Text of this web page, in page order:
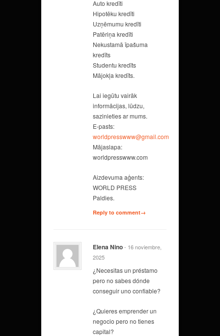
Auto kredīti
Hipotēku kredīti
Uzņēmumu kredīti
Patēriņa kredīti
Nekustamā īpašuma
kredīts
Studentu kredīts
Mājokļa kredīts.
Lai iegūtu vairāk
informācijas, lūdzu,
sazinieties ar mums.
E-pasts:
worldpresswww@gmail.com
Mājaslapa:
worldpresswww.com
Aizdevuma aģents:
WORLD PRESS
Paldies.
Reply to comment→
Elena Nino- 16 noviembre,
2025
¿Necesitas un préstamo
pero no sabes dónde
conseguir uno confiable?
¿Quieres emprender un
negocio pero no tienes
capital?